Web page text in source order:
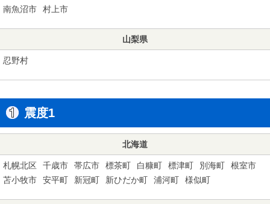
南魚沼市 村上市
山梨県
忍野村
震度1
北海道
札幌北区 千歳市 帯広市 標茶町 白糠町 標津町 別海町
根室市
苫小牧市
安平町 新冠町 新ひだか町 浦河町 様似町